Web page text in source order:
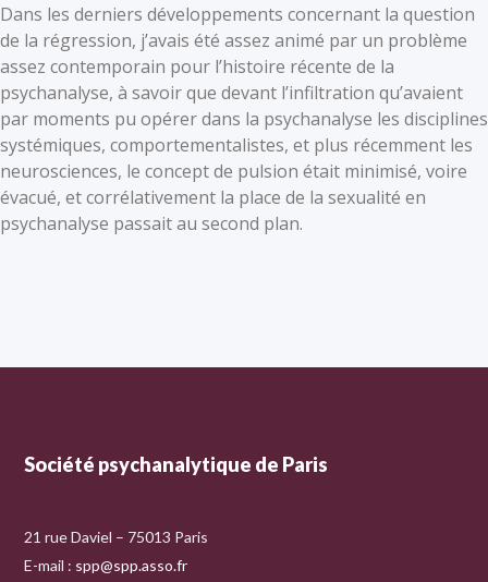
Dans les derniers développements concernant la question
de la régression, j’avais été assez animé par un problème
assez contemporain pour l’histoire récente de la
psychanalyse, à savoir que devant l’infiltration qu’avaient
par moments pu opérer dans la psychanalyse les disciplines
systémiques, comportementalistes, et plus récemment les
neurosciences, le concept de pulsion était minimisé, voire
évacué, et corrélativement la place de la sexualité en
psychanalyse passait au second plan.
Société psychanalytique de Paris
21 rue Daviel – 75013 Paris
E-mail : spp@spp.asso.fr